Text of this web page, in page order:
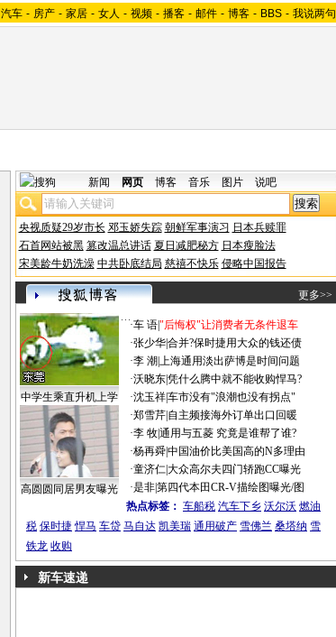
汽车 - 房产 - 家居 - 女人 - 视频 - 播客 - 邮件 - 博客 - BBS - 我说两句
新闻 网页 博客 音乐 图片 说吧
央视质疑29岁市长 邓玉娇失踪 朝鲜军事演习 日本兵赎罪
石首网站被黑 篡改温总讲话 夏日减肥秘方 日本瘦脸法
宋美龄牛奶洗澡 中共卧底结局 慈禧不快乐 侵略中国报告
更多>>
中学生乘直升机上学
高圆圆同居男友曝光
·车 语|"后悔权"让消费者无条件退车
·张少华|合并?保时捷用大众的钱还债
·李 潮 上海通用淡出萨博是时间问题
·沃晓东|凭什么腾中就不能收购悍马?
·沈玉祥|车市没有"浪潮也没有拐点"
·郑雪芹| 自主频接海外订单出口回暖
·李 牧|通用与五菱 究竟是谁帮了谁?
·杨再舜|中国油价比美国高的N多理由
·童济仁|大众高尔夫四门轿跑CC曝光
·是非|第四代本田CR-V描绘图曝光/图
热点标签： 车船税 汽车下乡 沃尔沃 燃油
税 保时捷 悍马 车贷 马自达 凯美瑞 通用破产 雪佛兰 桑塔纳 雪
铁龙 收购
新车速递